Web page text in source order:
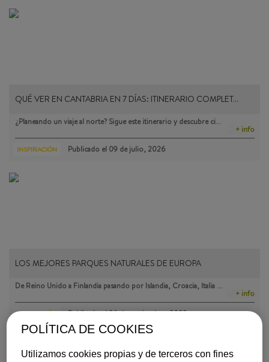
QUÉ VER EN CANTABRIA EN 7 DÍAS: ITINERARIO COMPLET…
¿Planeando un viaje al norte? Sigue este itinerario y descubre ci…
+ info
INSPIRACIÓN Publicado el 09 de julio, 2026
LOS MEJORES PARQUES NATURALES DE EUROPA
De Reino Unido a Finlandia pasando por Islandia, Croacia, Italia …
+ info
INSPIRACIÓN Publicado el26 de septiembre, 2023
POLÍTICA DE COOKIES
Utilizamos cookies propias y de terceros con fines